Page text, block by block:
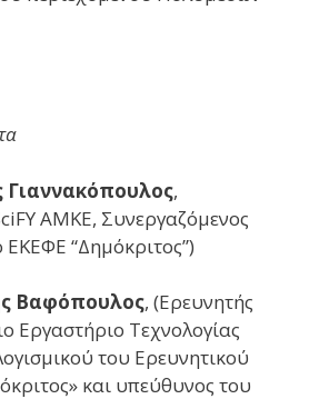
Γιαννακόπουλος,
ΑΜΚΕ, Συνεργαζόμενος
ΕΚΕΦΕ “Δημόκριτος”)
Βαφόπουλος, (Eρευνητής
Εργαστήριο Τεχνολογίας
του Ερευνητικού
και υπεύθυνος του